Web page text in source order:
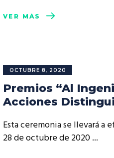
VER MÁS
OCTUBRE 8, 2020
Premios “Al
Acciones
Esta ceremonia se llevará a
28 de octubre de 2020